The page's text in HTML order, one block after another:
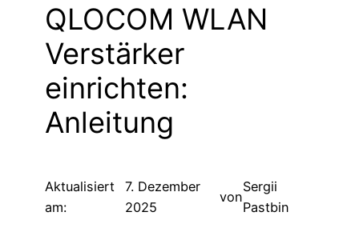
QLOCOM WLAN
Verstärker
einrichten:
Anleitung
Aktualisiert
am:
7. Dezember
2025
von
Sergii
Pastbin